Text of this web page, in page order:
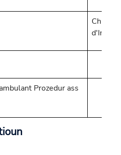
Prozedur ass